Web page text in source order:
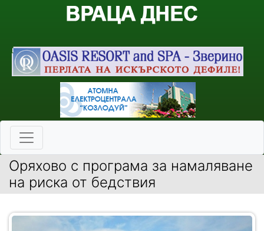
Оряхово с програма за намаляване
на риска от бедствия